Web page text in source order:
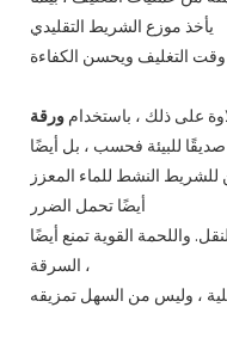
على ذلك ، باستخدام
للشريط النشط للماء المعزز
واللحمة القوية تمنع أيضًا
السرقة ،